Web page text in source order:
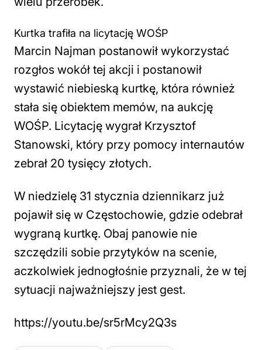
Kurtka trafiła na licytację WOŚP
Marcin Najman postanowił wykorzystać
rozgłos wokół tej akcji i postanowił
wystawić niebieską kurtkę, która również
stała się obiektem memów, na aukcję
WOŚP. Licytację wygrał Krzysztof
Stanowski, który przy pomocy internautów
zebrał 20 tysięcy złotych.
W niedzielę 31 stycznia dziennikarz już
pojawił się w Częstochowie, gdzie odebrał
wygraną kurtkę. Obaj panowie nie
szczędzili sobie przytyków na scenie,
aczkolwiek jednogłośnie przyznali, że w tej
sytuacji najważniejszy jest gest.
https://youtu.be/sr5rMcy2Q3s